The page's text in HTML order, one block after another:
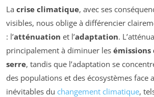
La crise climatique, avec ses
visibles, nous oblige à différencier
: l’atténuation et l’adaptation.
principalement à diminuer les émissions
serre, tandis que l’adaptation se
des populations et des écosystèmes face
inévitables du changement climatique,